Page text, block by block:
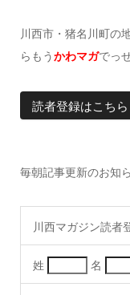
川西市・猪名川町の
らもうかわマガでっせ
読者登録はこちら
毎朝記事更新のお知
川西マガジン読者
姓 名